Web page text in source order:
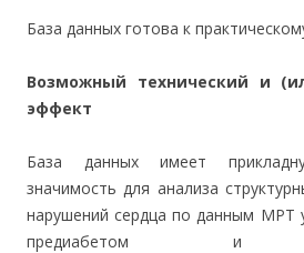
База данных готова к
Возможный технический и
эффект
База данных имеет
значимость для анализа
нарушений сердца по данным МРТ
предиабетом и